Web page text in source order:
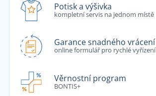
Potisk a výšivka
kompletní servis na jednom místě
Garance snadného vrácení
online formulář pro rychlé vyřízení
Věrnostní program
BONTIS+